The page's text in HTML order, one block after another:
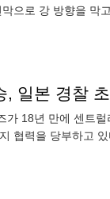
으로 강 방향을 막
, 일본 경찰
18년 만에 센트
협력을 당부하고